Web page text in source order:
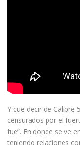
Y que decir de Calibre
censurados por el
fue”. En donde se ve
teniendo relaciones